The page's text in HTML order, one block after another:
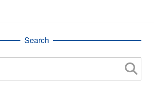
Search